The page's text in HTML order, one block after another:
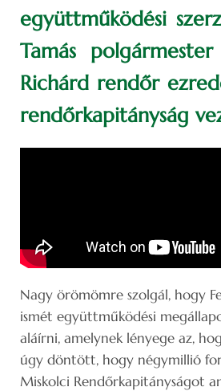
együttműködési
Tamás
Richárd rendőr
rendőrkapitányság
Nagy örömömre szolgál, hogy
ismét együttműködési
aláírni, amelynek lényege az,
úgy döntött, hogy négymillió
Miskolci Rendőrkapitányságot